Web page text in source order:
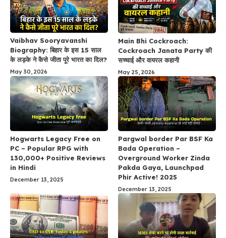
Vaibhav Sooryavanshi
Biography: बिहार के इस 15 साल
के लड़के ने कैसे जीता पूरे भारत का दिल?
May 30, 2026
Main Bhi Cockroach:
Cockroach Janata Party की
सच्चाई और वायरल कहानी
May 25, 2026
Hogwarts Legacy Free on
PC – Popular RPG with
130,000+ Positive Reviews
in Hindi
December 13, 2025
Pargwal border Par BSF Ka
Bada Operation –
Overground Worker Zinda
Pakda Gaya, Launchpad
Phir Active! 2025
December 13, 2025